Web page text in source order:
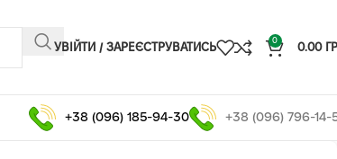
УВІЙТИ / ЗАРЕЄСТРУВАТИСЬ
0
0.00
+38 (096) 185-94-30 +38 (096) 796-14-